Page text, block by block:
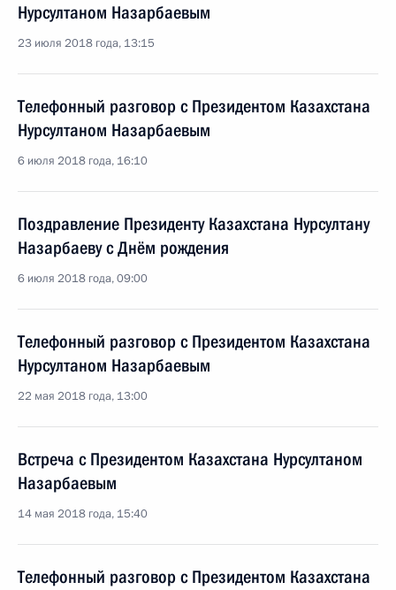
Нурсултаном Назарбаевым
23 июля 2018 года, 13:15
Телефонный разговор с Президентом Казахстана
Нурсултаном Назарбаевым
6 июля 2018 года, 16:10
Поздравление Президенту Казахстана Нурсултану
Назарбаеву с Днём рождения
6 июля 2018 года, 09:00
Телефонный разговор с Президентом Казахстана
Нурсултаном Назарбаевым
22 мая 2018 года, 13:00
Встреча с Президентом Казахстана Нурсултаном
Назарбаевым
14 мая 2018 года, 15:40
Телефонный разговор с Президентом Казахстана